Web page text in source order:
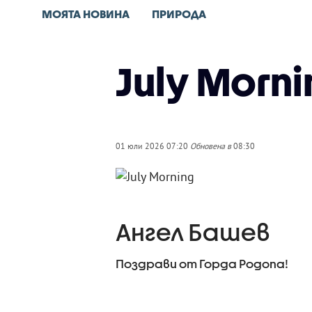
МОЯТА НОВИНА ПРИРОДА
July
01 юли 2026 07:20 Обновена в08:30
Ангел Башев
Поздрави от Горда Родопа!